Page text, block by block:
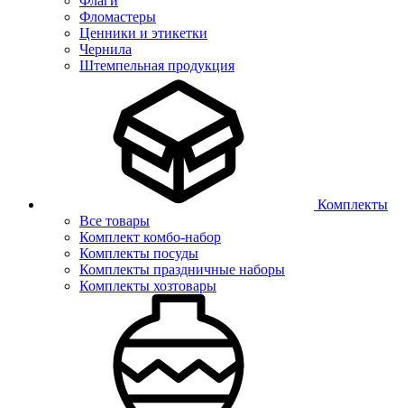
Фломастеры
Ценники и этикетки
Чернила
Штемпельная продукция
Комплекты
Все товары
Комплект комбо-набор
Комплекты посуды
Комплекты праздничные наборы
Комплекты хозтовары